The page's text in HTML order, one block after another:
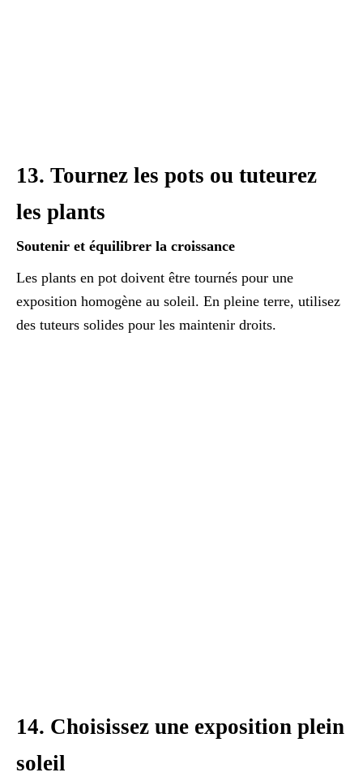
13. Tournez les pots ou tuteurez
les plants
Soutenir et équilibrer la croissance
Les plants en pot doivent être tournés pour une
exposition homogène au soleil. En pleine terre, utilisez
des tuteurs solides pour les maintenir droits.
14. Choisissez une exposition plein
soleil